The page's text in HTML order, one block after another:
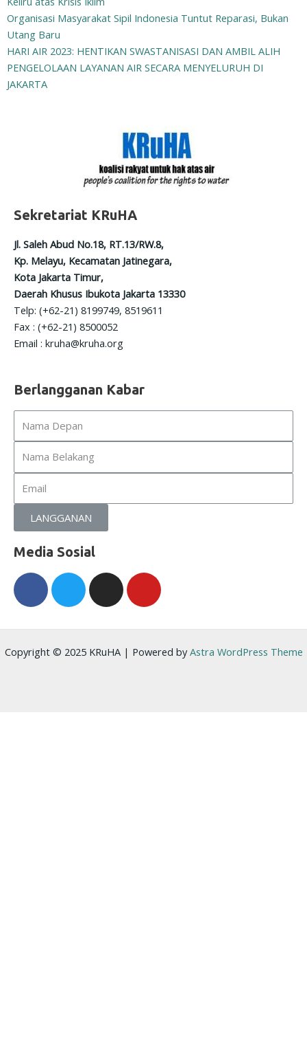
Organisasi Masyarakat Sipil Indonesia Tuntut Reparasi, Bukan
Utang Baru
HARI AIR 2023: HENTIKAN SWASTANISASI DAN AMBIL ALIH
PENGELOLAAN LAYANAN AIR SECARA MENYELURUH DI
JAKARTA
Sekretariat KRuHA
Jl. Saleh Abud No.18, RT.13/RW.8,
Kp. Melayu, Kecamatan Jatinegara,
Kota Jakarta Timur,
Daerah Khusus Ibukota Jakarta 13330
Telp: (+62-21) 8199749, 8519611
Fax : (+62-21) 8500052
Email : kruha@kruha.org
Berlangganan Kabar
LANGGANAN
Media Sosial
Facebook-
TwitterInstagram
Youtube
Copyright © 2025 KRuHA | Powered byAstra WordPress Theme